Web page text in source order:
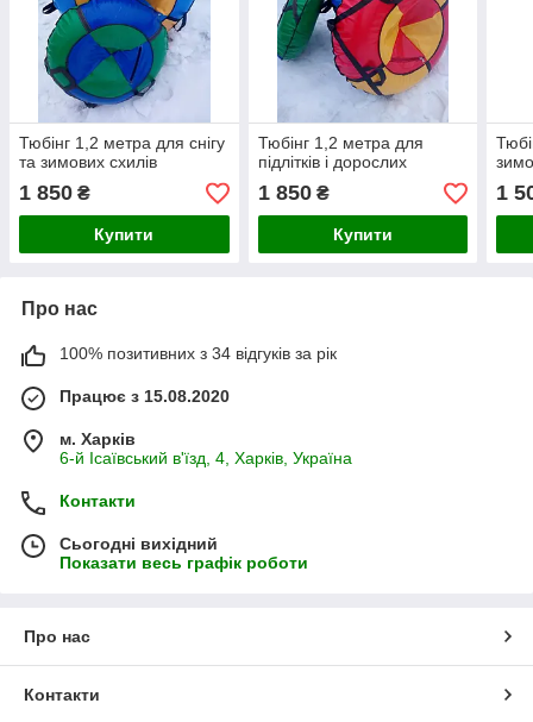
Тюбінг 1,2 метра для снігу
та зимових схилів
1 850 ₴
Купити
Тюбінг 1,2 метра для
підлітків і дорослих
1 850₴
Купити
1
Про нас
100% позитивних з 34 відгуків за рік
Працює з 15.08.2020
м. Харків
6-й Ісаївський в'їзд, 4, Харків, Україна
Контакти
Сьогодні вихідний
Показати весь графік роботи
Про нас
Контакти